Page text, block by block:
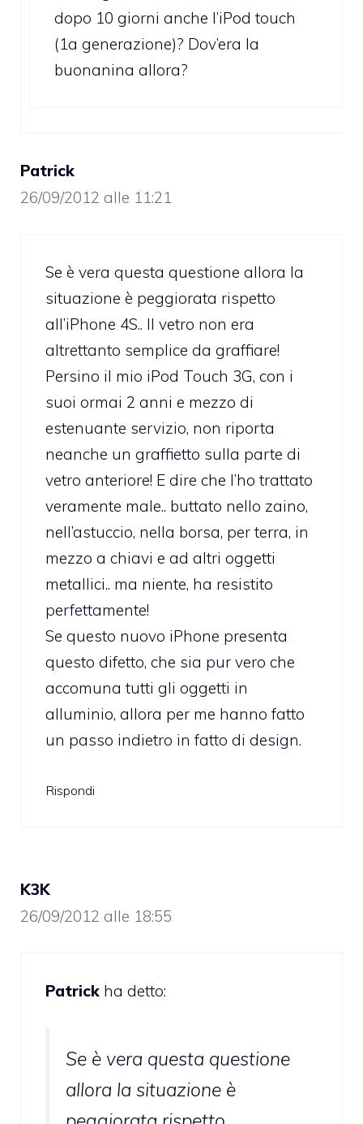
dopo 10 giorni anche l’iPod touch
(1a generazione)? Dov’era la
buonanina allora?
Patrick
26/09/2012 alle 11:21
Se è vera questa questione allora la
situazione è peggiorata rispetto
all’iPhone 4S.. Il vetro non era
altrettanto semplice da graffiare!
Persino il mio iPod Touch 3G, con i
suoi ormai 2 anni e mezzo di
estenuante servizio, non riporta
neanche un graffietto sulla parte di
vetro anteriore! E dire che l’ho trattato
veramente male.. buttato nello zaino,
nell’astuccio, nella borsa, per terra, in
mezzo a chiavi e ad altri oggetti
metallici.. ma niente, ha resistito
perfettamente!
Se questo nuovo iPhone presenta
questo difetto, che sia pur vero che
accomuna tutti gli oggetti in
alluminio, allora per me hanno fatto
un passo indietro in fatto di design.
Rispondi
K3K
26/09/2012 alle 18:55
Patrick ha detto:
Se è vera questa questione
allora la situazione è